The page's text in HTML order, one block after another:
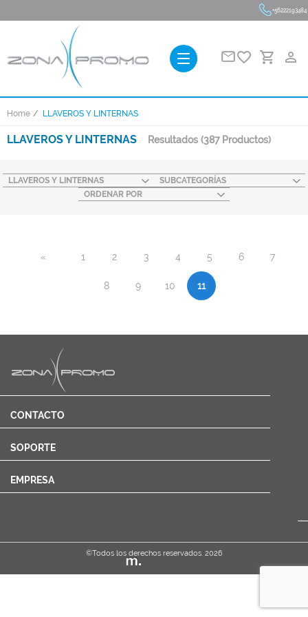
+56222193484
favorite_border person_outline
Home LLAVEROS Y LINTERNAS
LLAVEROS Y LINTERNAS Resultados (387 Productos)
LLAVEROS Y LINTERNAS
SUBCATEGORÍAS
ORDENAR POR
« 1 2 3 4 5 6 7
8 9 10 11
CONTACTO
SOPORTE
EMPRESA
©Todos los derechos reservados. 2026